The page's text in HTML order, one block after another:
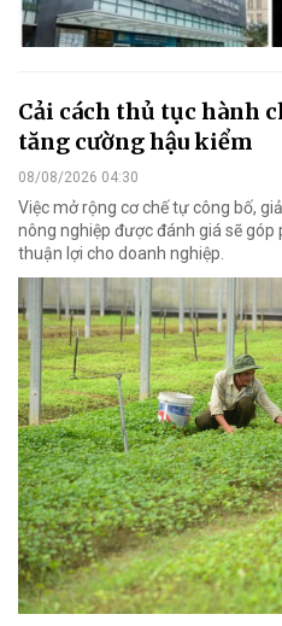
Cải cách thủ tục hành
tăng cường hậu kiểm
08/08/2026 04:30
Việc mở rộng cơ chế tự công bố,
nông nghiệp được đánh giá sẽ
thuận lợi cho doanh nghiệp.